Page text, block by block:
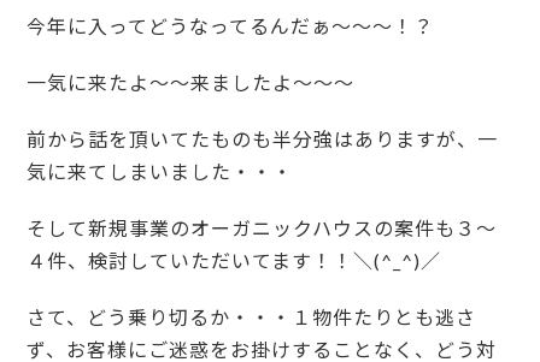
今年に入ってどうなってるんだぁ～～～！？
一気に来たよ～～来ましたよ～～～
前から話を頂いてたものも半分強はありますが、一
気に来てしまいました・・・
そして新規事業のオーガニックハウスの案件も３～
４件、検討していただいてます！！＼(^_^)／
さて、どう乗り切るか・・・１物件たりとも逃さ
ず、お客様にご迷惑をお掛けすることなく、どう対